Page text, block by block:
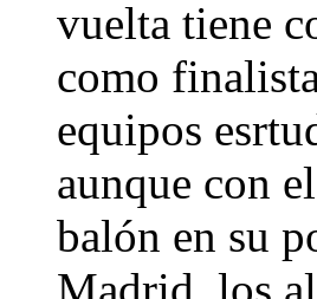
vuelta tiene
como
equipos
aunque con
balón en su
Madrid, los